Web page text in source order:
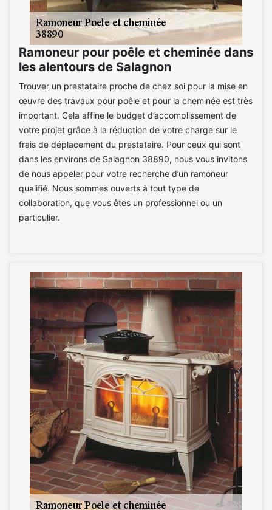
Ramoneur pour poêle et cheminée dans
les alentours de Salagnon
Trouver un prestataire proche de chez soi pour la mise en
œuvre des travaux pour poêle et pour la cheminée est très
important. Cela affine le budget d’accomplissement de
votre projet grâce à la réduction de votre charge sur le
frais de déplacement du prestataire. Pour ceux qui sont
dans les environs de Salagnon 38890, nous vous invitons
de nous appeler pour votre recherche d’un ramoneur
qualifié. Nous sommes ouverts à tout type de
collaboration, que vous êtes un professionnel ou un
particulier.